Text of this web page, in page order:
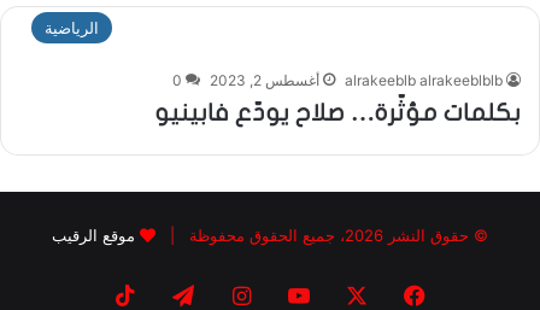
الرياضية
alrakeeblb alrakeeblblb أغسطس 2, 2023 0
بكلمات مؤثّرة… صلاح يودّع فابينيو
© حقوق النشر 2026، جميع الحقوق محفوظة | موقع الرقيب
فيسبوك يوتيوب انستقرام تيلقرام